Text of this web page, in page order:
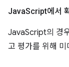
JavaScript에서
JavaScript의 경
고 평가를 위해